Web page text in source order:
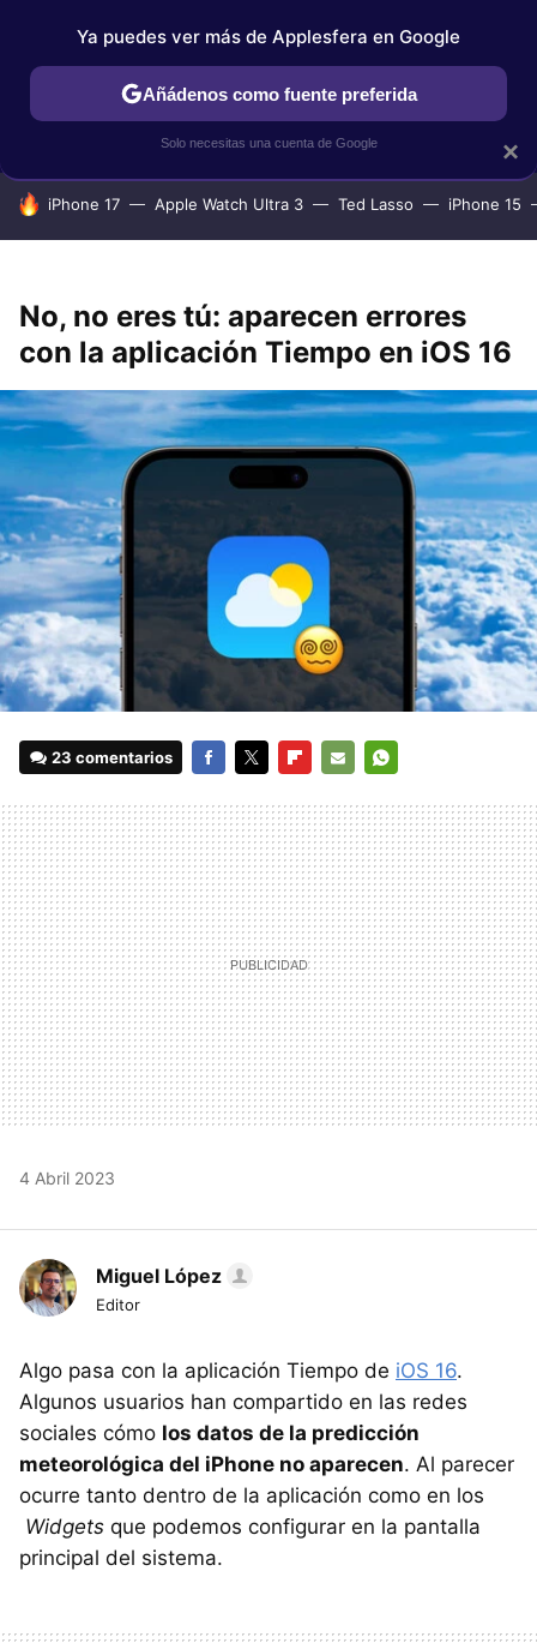
IPHONE TUTORIALES APPLESFERA SELECCIÓN
HOY SE HABLA DE
iPhone 17 Apple Watch Ultra 3 Ted Lasso iPhone 15
No, no eres tú: aparecen errores
con la aplicación Tiempo en iOS 16
23 comentarios
MAIL
4 Abril 2023
Miguel López
Editor
Algo pasa con la aplicación Tiempo de iOS 16.
Algunos usuarios han compartido en las redes
sociales cómo los datos de la predicción
meteorológica del iPhone no aparecen. Al parecer
ocurre tanto dentro de la aplicación como en los
Widgets que podemos configurar en la pantalla
principal del sistema.
×
Ya puedes ver más de Applesfera en Google
Añádenos como fuente preferida
Solo necesitas una cuenta de Google